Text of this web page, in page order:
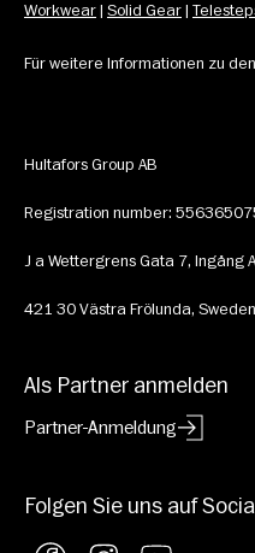
Workwear | Solid Gear |
Für weitere Informationen zu
Hultafors Group AB
Registration number:
J a Wettergrens Gata 7, Ingång
421 30 Västra Frölunda, Sweden
Als Partner anmelden
Partner-Anmeldung
Folgen Sie uns auf